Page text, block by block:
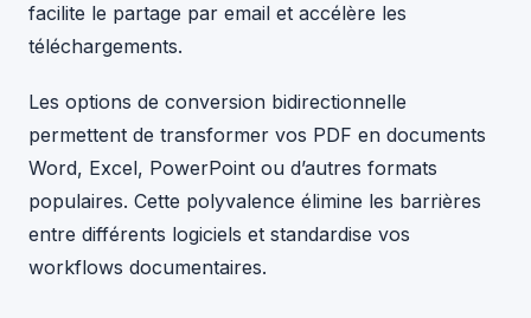
facilite le partage par email et accélère les
téléchargements.
Les options de conversion bidirectionnelle
permettent de transformer vos PDF en documents
Word, Excel, PowerPoint ou d’autres formats
populaires. Cette polyvalence élimine les barrières
entre différents logiciels et standardise vos
workflows documentaires.